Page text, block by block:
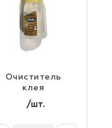
Очиститель
клея
/шт.